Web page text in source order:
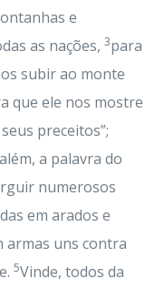
e
as nações, 3para
subir ao monte
que ele nos mostre
preceitos”;
a palavra do
numerosos
em arados e
armas uns contra
5Vinde, todos da